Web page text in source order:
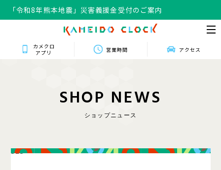
「令和8年熊本地震」災害義援金受付のご案内
カメクロ
アプリ
営業時間 アクセス
SHOP NEWS
ショップニュース
323